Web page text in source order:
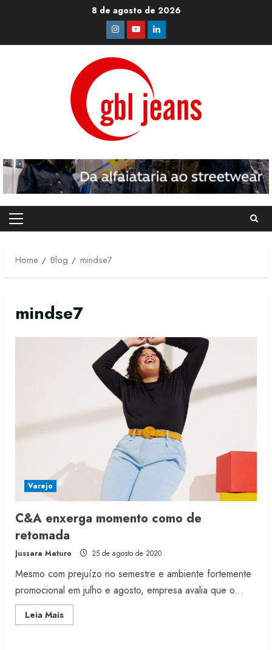
8 de agosto de 2026
Instagram
YoutubeLinkedin
Primary
Home
Blog mindse7
mindse7
Varejo
C&A enxerga momento como de
retomada
Jussara Maturo 25 de agosto de 2020
Mesmo com prejuízo no semestre e ambiente fortemente
promocional em julho e agosto, empresa avalia que o...
Leia MaisRead
more
6 de agosto de 2026